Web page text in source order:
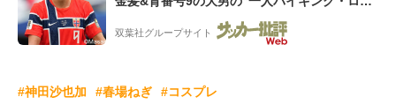
ー”映像が話題!「元気をもらった」
双葉社グループサイト
#神田沙也加 #春場ねぎ #コスプレ